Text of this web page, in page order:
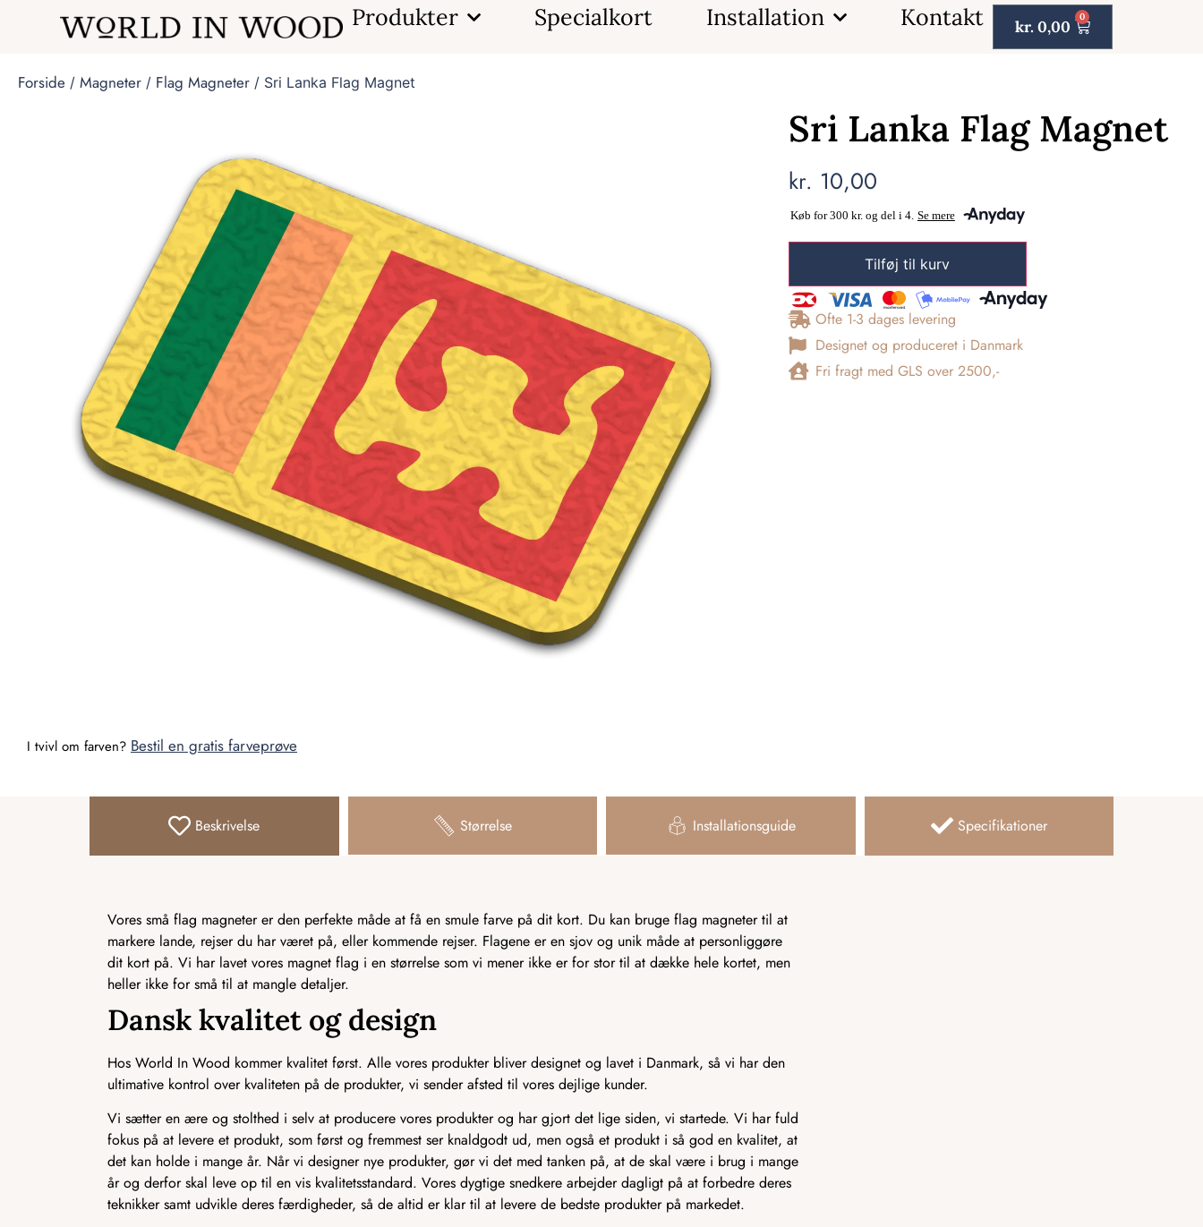
Produkter Specialkort Installation Kontakt kr. 0,00
0
Forside / Magneter / Flag Magneter / Sri Lanka Flag Magnet
I tvivl om farven? Bestil en gratis farveprøve
Sri Lanka Flag Magnet
kr. 10,00
Tilføj til kurv
Ofte 1-3 dages levering
Designet og produceret i Danmark
Fri fragt med GLS over 2500,-
Beskrivelse Størrelse Installationsguide Specifikationer
Vores små flag magneter er den perfekte måde at få en smule farve på dit kort. Du kan bruge flag magneter til at
markere lande, rejser du har været på, eller kommende rejser. Flagene er en sjov og unik måde at personliggøre
dit kort på. Vi har lavet vores magnet flag i en størrelse som vi mener ikke er for stor til at dække hele kortet, men
heller ikke for små til at mangle detaljer.
Dansk kvalitet og design
Hos World In Wood kommer kvalitet først. Alle vores produkter bliver designet og lavet i Danmark, så vi har den
ultimative kontrol over kvaliteten på de produkter, vi sender afsted til vores dejlige kunder.
Vi sætter en ære og stolthed i selv at producere vores produkter og har gjort det lige siden, vi startede. Vi har fuld
fokus på at levere et produkt, som først og fremmest ser knaldgodt ud, men også et produkt i så god en kvalitet, at
det kan holde i mange år. Når vi designer nye produkter, gør vi det med tanken på, at de skal være i brug i mange
år og derfor skal leve op til en vis kvalitetsstandard. Vores dygtige snedkere arbejder dagligt på at forbedre deres
teknikker samt udvikle deres færdigheder, så de altid er klar til at levere de bedste produkter på markedet.